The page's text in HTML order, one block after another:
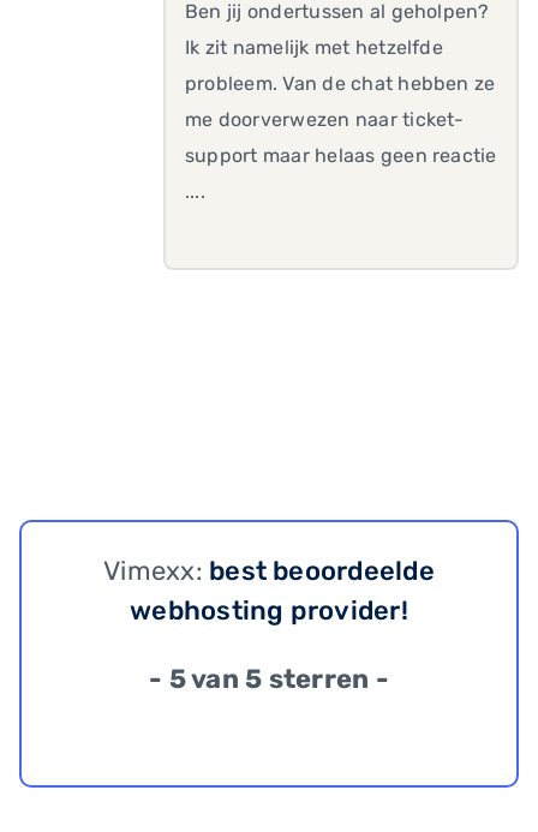
Ben jij ondertussen al geholpen?
Ik zit namelijk met hetzelfde
probleem. Van de chat hebben ze
me doorverwezen naar ticket-
support maar helaas geen reactie
....
Vimexx: best beoordeelde
webhosting provider!
- 5 van 5 sterren -